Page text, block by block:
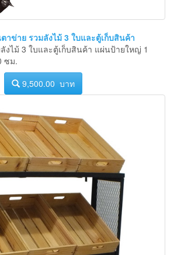
าข่าย รวมลังไม้ 3 ใบและตู้เก็บสินค้า
ไม้ 3 ใบและตู้เก็บสินค้า แผ่นป้ายใหญ่ 1
ซม.
9,500.00 บาท